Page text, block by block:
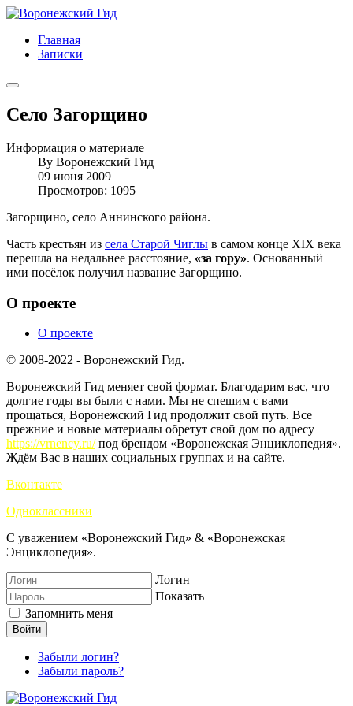
Главная
Записки
Село Загорщино
Информация о материале
By Воронежский Гид
09 июня 2009
Просмотров: 1095
Загорщино, село Аннинского района.
Часть крестьян из села Старой Чиглы в самом конце XIX века
перешла на недальнее расстояние, «за гору». Основанный
ими посёлок получил название Загорщино.
О проекте
О проекте
© 2008-2022 - Воронежский Гид.
Воронежский Гид меняет свой формат. Благодарим вас, что
долгие годы вы были с нами. Мы не спешим с вами
прощаться, Воронежский Гид продолжит свой путь. Все
прежние и новые материалы обретут свой дом по адресу
https://vrnency.ru/под брендом «Воронежская Энциклопедия».
Ждём Вас в наших социальных группах и на сайте.
Вконтакте
Одноклассники
С уважением «Воронежский Гид» & «Воронежская
Энциклопедия».
Логин
Показать
Запомнить меня
Войти
Забыли логин?
Забыли пароль?